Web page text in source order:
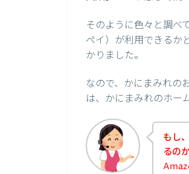
そのように色々と調べ
ペイ）が利用できるか
かりました。
なので、かにまみれの
は、かにまみれのホー
もし
るの